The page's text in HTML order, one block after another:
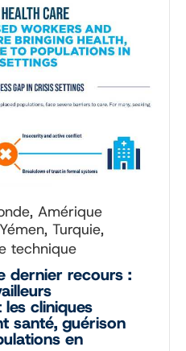
Amérique
Turquie,
technique
dernier recours :
cliniques
santé, guérison
en